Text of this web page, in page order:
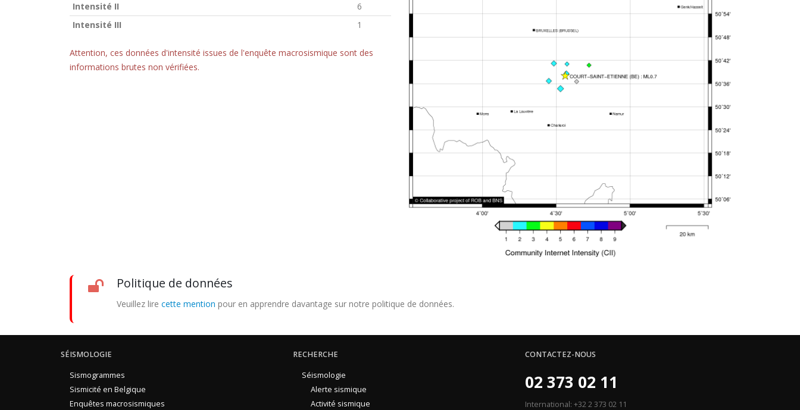
Intensité II
6
Intensité III
1
Attention, ces données d'intensité issues de l'enquête macrosismique sont des
informations brutes non vérifiées.
Politique de données
Veuillez lire cette mention pour en apprendre davantage sur notre politique de données.
SÉISMOLOGIE
Sismogrammes
Sismicité en Belgique
Enquêtes macrosismiques
RECHERCHE
Séismologie
Alerte sismique
Activité sismique
CONTACTEZ-NOUS
02 373 02 11
International: +32 2 373 02 11